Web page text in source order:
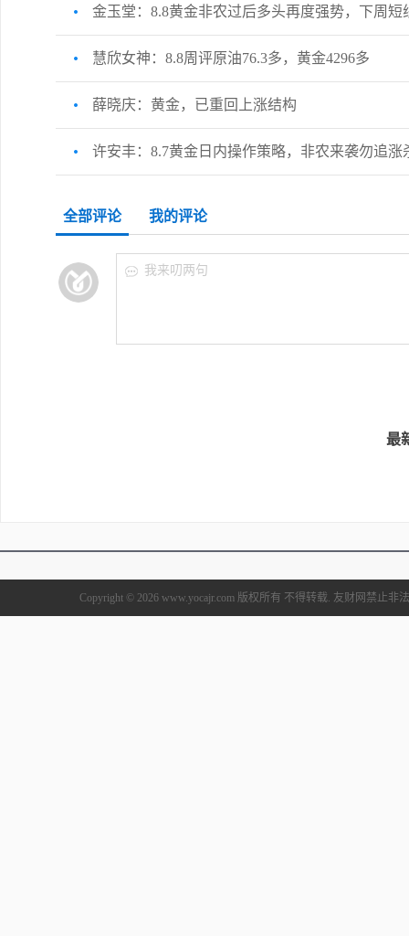
金玉堂：8.8黄金非农过后多头再度强势，下周短
慧欣女神：8.8周评原油76.3多，黄金4296多
薛晓庆：黄金，已重回上涨结构
许安丰：8.7黄金日内操作策略，非农来袭勿追涨
全部评论 我的评论
我来叨两句
最
Copyright © 2026 www.yocajr.com 版权所有 不得转载. 友财网禁止非